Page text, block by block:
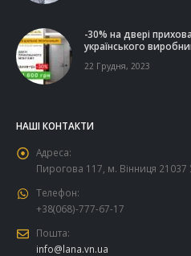
-30% на двері
українського
22 Грудня, 2023
НАШІ КОНТАКТИ
Адреса:
Пирогова 117, м. Вінниця 21037
Телефон:
+38(068)-777-67-17
Пошта:
info@lana.vn.ua